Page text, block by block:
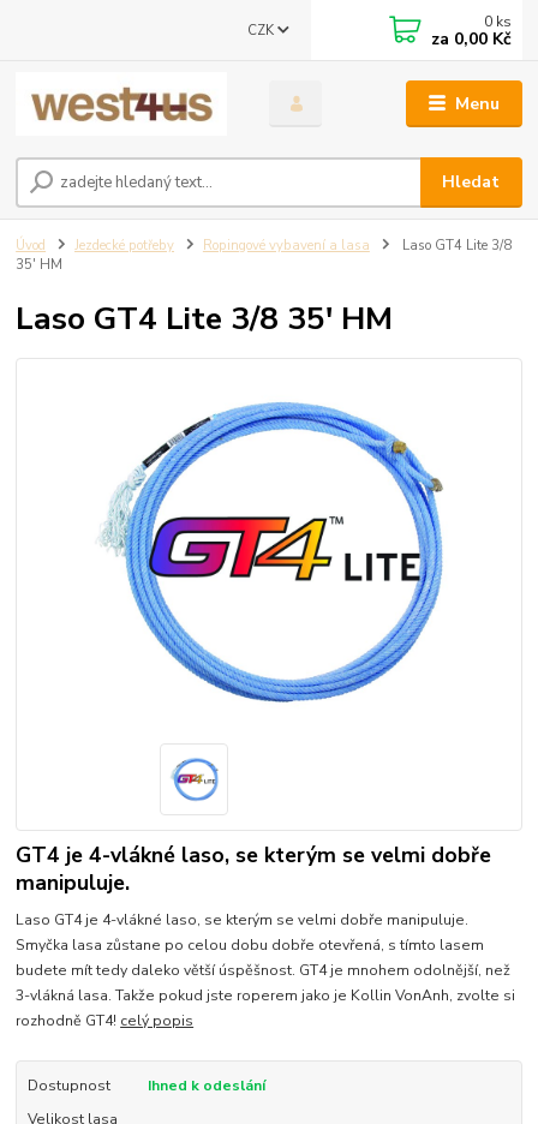
Menu
CZK
Hledat
0 ks
za 0,00 Kč
Úvod Jezdecké potřeby Ropingové vybavení a lasa
Laso GT4 Lite 3/8
35' HM
Laso GT4 Lite 3/8 35' HM
GT4 je 4-vlákné laso, se kterým se velmi dobře
manipuluje.
Laso GT4 je 4-vlákné laso, se kterým se velmi dobře manipuluje.
Smyčka lasa zůstane po celou dobu dobře otevřená, s tímto lasem
budete mít tedy daleko větší úspěšnost. GT4 je mnohem odolnější, než
3-vlákná lasa. Takže pokud jste roperem jako je Kollin VonAnh, zvolte si
rozhodně GT4! celý popis
Dostupnost
Ihned k odeslání
Velikost lasa